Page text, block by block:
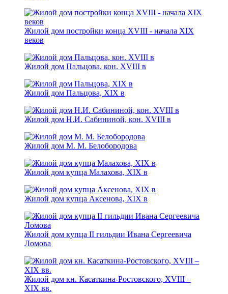
Жилой дом постройки конца XVIII - начала XIX
веков
Жилой дом Пальцова, кон. XVIII в
Жилой дом Пальцова, XIX в
Жилой дом Н.И. Сабининой, кон. XVIII в
Жилой дом М. М. Белобородова
Жилой дом купца Малахова, XIX в
Жилой дом купца Аксенова, ХIХ в
Жилой дом купца II гильдии Ивана Сергеевича
Ломова
Жилой дом кн. Касаткина-Ростовского, XVIII –
XIX вв.